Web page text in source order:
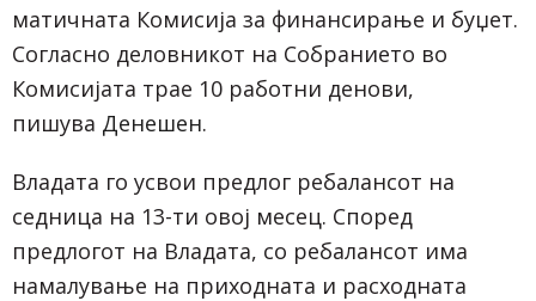
матичната Комисија за финансирање и буџет.
Согласно деловникот на Собранието во
Комисијата трае 10 работни денови,
пишува Денешен.
Владата го усвои предлог ребалансот на
седница на 13-ти овој месец. Според
предлогот на Владата, со ребалансот има
намалување на приходната и расходната